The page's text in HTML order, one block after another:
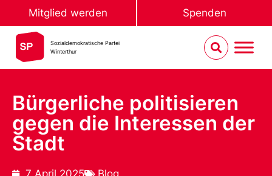
Mitglied werden Spenden
Sozialdemokratische Partei
Winterthur
Bürgerliche politisieren
gegen die Interessen der
Stadt
7 April 2025 Blog